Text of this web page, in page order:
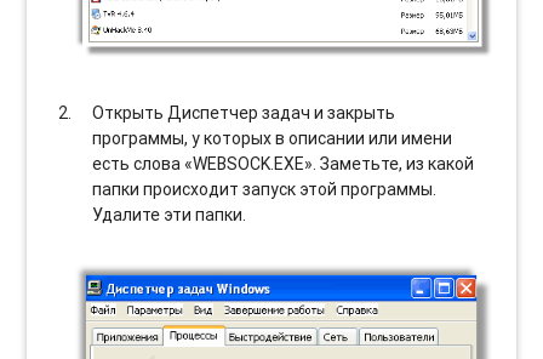
Открыть Диспетчер задач и закрыть
программы, у которых в описании или имени
есть слова «WEBSOCK.EXE». Заметьте, из какой
папки происходит запуск этой программы.
Удалите эти папки.